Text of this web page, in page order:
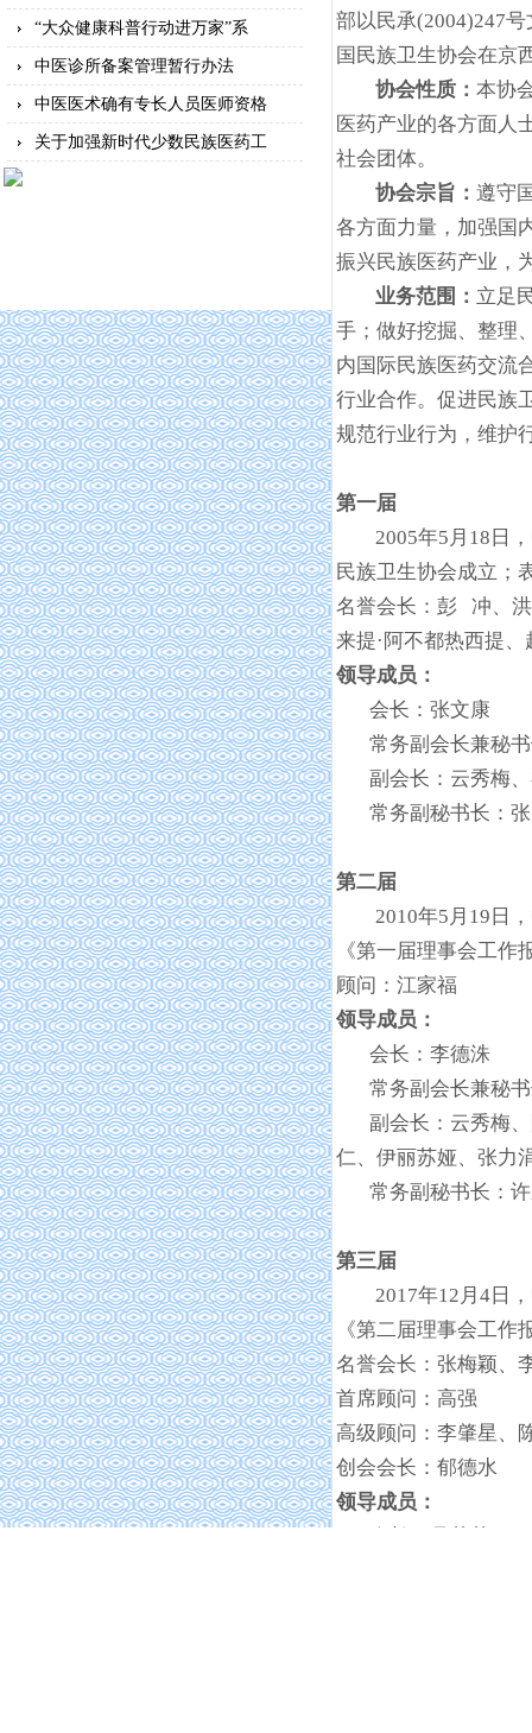
“大众健康科普行动进万家”系
中医诊所备案管理暂行办法
中医医术确有专长人员医师资格
关于加强新时代少数民族医药工
部以民承(2004)247
国民族卫生协会在京
协会性质： 本协
医药产业的各方面人
社会团体。
协会宗旨： 遵守
各方面力量，加强国
振兴民族医药产业，
业务范围： 立足
手；做好挖掘、整理
内国际民族医药交流
行业合作。促进民族
规范行业行为，维护
第一届
2005年5月18日
民族卫生协会成立；
名誉会长：彭 冲、洪
来提·阿不都热西提
领导成员：
会长：张文康
常务副会长兼秘
副会长：云秀梅
常务副秘书长：
第二届
2010年5月19日
《第一届理事会工
顾问：江家福
领导成员：
会长：李德洙
常务副会长兼秘
副会长：云秀梅
仁、伊丽苏娅、张力
常务副秘书长：
第三届
2017年12月4日
《第二届理事会工
名誉会长：张梅颖、
首席顾问：高强
高级顾问：李肇星、
创会会长：郁德水
领导成员：